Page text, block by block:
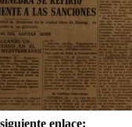
enlace: